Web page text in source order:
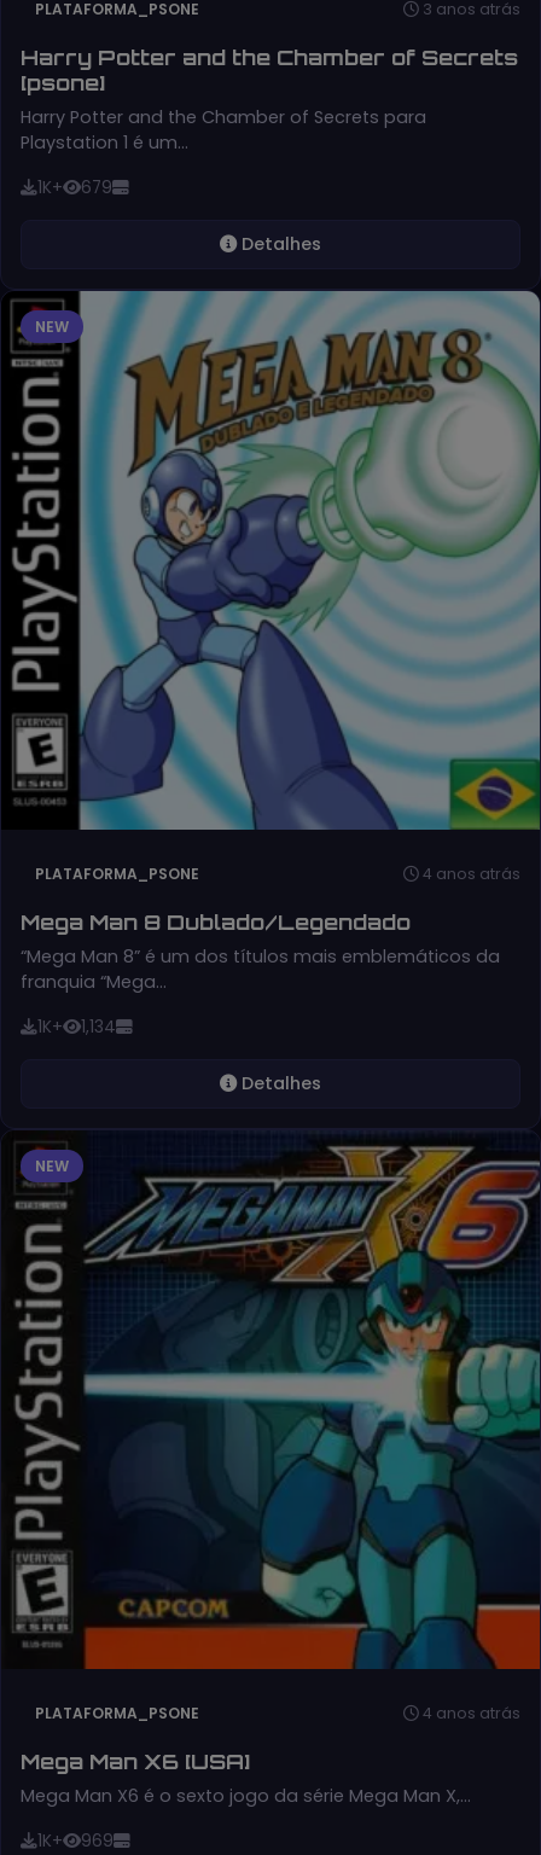
PLATAFORMA_PSONE 3 anos atrás
Harry Potter and the Chamber of Secrets
[psone]
Harry Potter and the Chamber of Secrets para
Playstation 1 é um…
1K+ 679
Detalhes
NEW
PLATAFORMA_PSONE 4 anos atrás
Mega Man 8 Dublado/Legendado
“Mega Man 8” é um dos títulos mais emblemáticos da
franquia “Mega…
1K+ 1,134
Detalhes
NEW
PLATAFORMA_PSONE 4 anos atrás
Mega Man X6 [USA]
Mega Man X6 é o sexto jogo da série Mega Man X,…
1K+ 969